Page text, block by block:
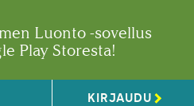
Luonto -sovellus
Play Storesta!
KIRJAUDU